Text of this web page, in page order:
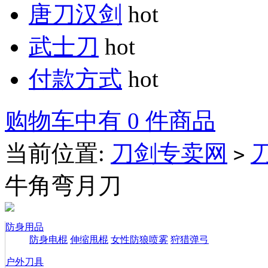
唐刀汉剑 hot
武士刀 hot
付款方式 hot
购物车中有 0 件商品
当前位置: 刀剑专卖网 >
牛角弯月刀
防身用品
防身电棍 伸缩甩棍 女性防狼喷雾 狩猎弹弓
户外刀具